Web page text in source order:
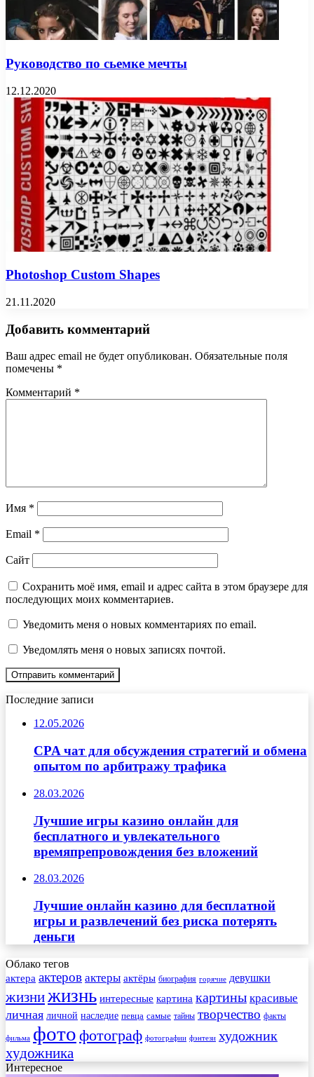
Руководство по сьемке мечты
12.12.2020
Photoshop Custom Shapes
21.11.2020
Добавить комментарий
Ваш адрес email не будет опубликован. Обязательные поля
помечены *
Комментарий *
Имя *
Email *
Сайт
Сохранить моё имя, email и адрес сайта в этом браузере для
последующих моих комментариев.
Уведомить меня о новых комментариях по email.
Уведомлять меня о новых записях почтой.
Последние записи
12.05.2026
CPA чат для обсуждения стратегий и обмена
опытом по арбитражу трафика
28.03.2026
Лучшие игры казино онлайн для
бесплатного и увлекательного
времяпрепровождения без вложений
28.03.2026
Лучшие онлайн казино для бесплатной
игры и развлечений без риска потерять
деньги
Облако тегов
актера актеров актеры актёры биография горячие девушки
жизнижизнь интересные картина картины красивые
личная личной наследие певца самые тайны творчество факты
фильма фото фотограф фотографии фэнтези художник
художника
Интересное